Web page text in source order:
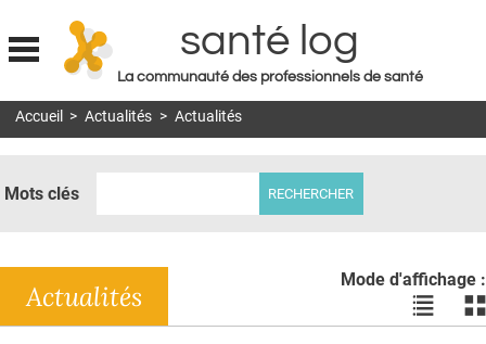
Jump to navigation
santé log
La communauté des professionnels de santé
MON COMPTE
DOSSIERS
RÉSEAUX
Accueil > Actualités > Actualités
Mots clés
Mode d'affichage :
Voir
les
les
Actualités